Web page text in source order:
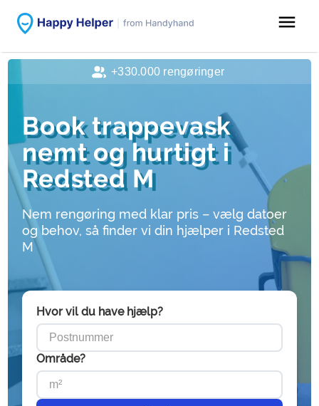
menu
Book trappevask
nemt og hurtigt i
Redsted M
Nem rengøring med klar pris – vælg datoer
og behov, så finder vi din hjælper i Redsted
M
Hvor vil du have hjælp?
Område?
+330.000 rengøringer